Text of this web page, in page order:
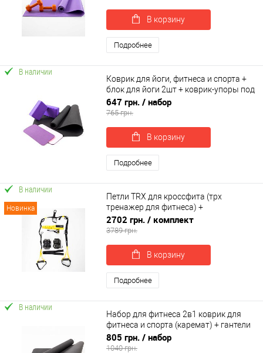
В корзину
Подробнее
В наличии
Коврик для йоги, фитнеса и спорта +
блок для йоги 2шт + коврик-упоры под
колени 2шт OSPORT Set 61 (n-0091)
647 грн. / набор
765 грн.
В корзину
Подробнее
Новинка
В наличии
Петли TRX для кроссфита (трх
тренажер для фитнеса) +
гравитационные ботинки для турника
OSPORT Set 54 (n-0084)
2702 грн. / комплект
3789 грн.
В корзину
Подробнее
В наличии
Набор для фитнеса 2в1 коврик для
фитнеса и спорта (каремат) + гантели
2шт по 1 кг OSPORT Set 14 (n-0045)
805 грн. / набор
1040 грн.